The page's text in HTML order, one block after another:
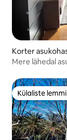
Korter
Mere lähedal
Külaliste
Külaliste